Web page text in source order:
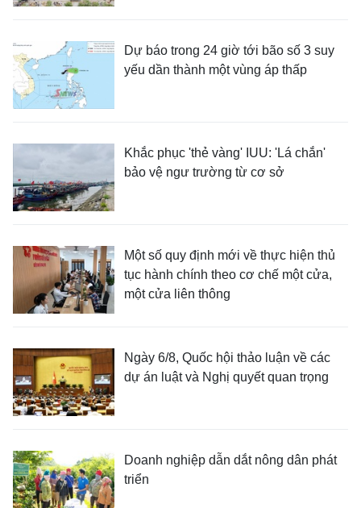
Dự báo trong 24 giờ tới bão số 3 suy
yếu dần thành một vùng áp thấp
Khắc phục 'thẻ vàng' IUU: 'Lá chắn'
bảo vệ ngư trường từ cơ sở
Một số quy định mới về thực hiện thủ
tục hành chính theo cơ chế một cửa,
một cửa liên thông
Ngày 6/8, Quốc hội thảo luận về các
dự án luật và Nghị quyết quan trọng
Doanh nghiệp dẫn dắt nông dân phát
triển